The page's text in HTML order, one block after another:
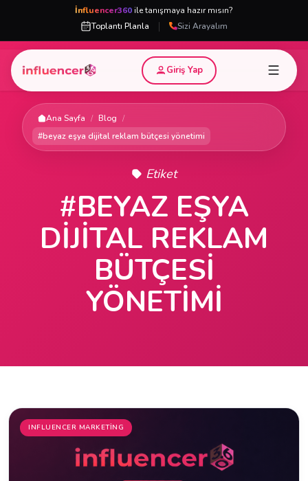
İnfluencer360 ile tanışmaya hazır mısın?
Toplantı Planla
| Sizi Arayalım
Giriş Yap
Ana Sayfa / Blog /
#beyaz eşya dijital reklam bütçesi yönetimi
Etiket
#BEYAZ EŞYA
DIJITAL REKLAM
BÜTÇESI
YÖNETIMI
INFLUENCER MARKETING